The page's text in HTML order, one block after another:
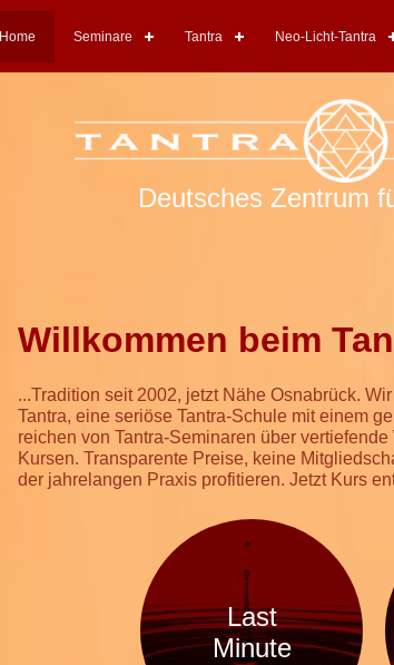
Home Seminare Tantra Neo-Licht-Tantra
Deutsches Zentrum
Willkommen beim
...Tradition seit 2002, jetzt Nähe Osnabrück.
Tantra, eine seriöse Tantra-Schule mit einem
reichen von Tantra-Seminaren über
Kursen. Transparente Preise, keine
der jahrelangen Praxis profitieren. Jetzt Kurs
Last
Minute